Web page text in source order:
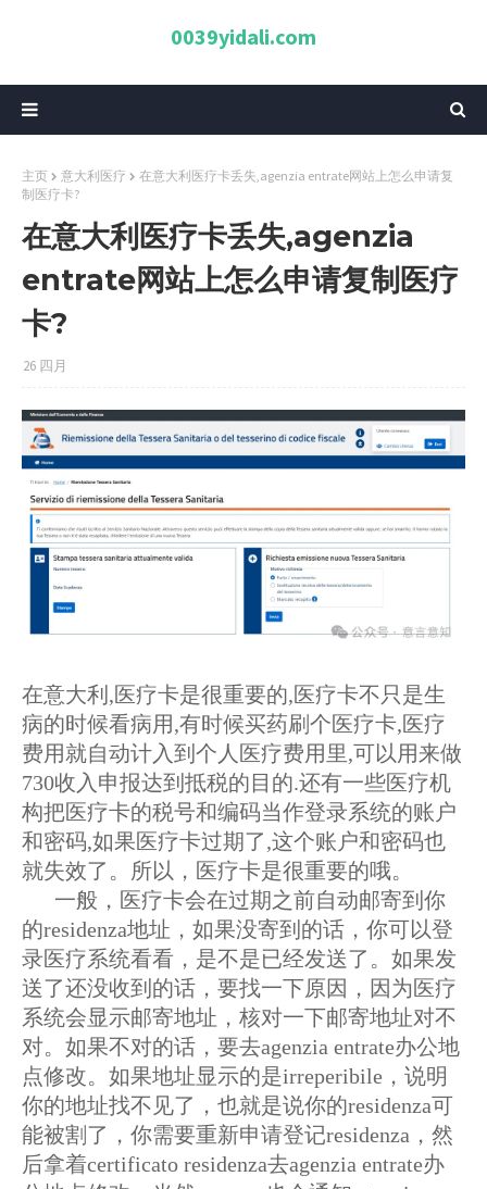
0039yidali.com
主页 意大利医疗
在意大利医疗卡丢失,agenzia entrate网站上怎么申请复
制医疗卡?
在意大利医疗卡丢失,agenzia
entrate网站上怎么申请复制医疗
卡?
26 四月
在意大利,医疗卡是很重要的,医疗卡不只是生
病的时候看病用,有时候买药刷个医疗卡,医疗
费用就自动计入到个人医疗费用里,可以用来做
730收入申报达到抵税的目的.还有一些医疗机
构把医疗卡的税号和编码当作登录系统的账户
和密码,如果医疗卡过期了,这个账户和密码也
就失效了。所以，医疗卡是很重要的哦。
一般，医疗卡会在过期之前自动邮寄到你
的residenza地址，如果没寄到的话，你可以登
录医疗系统看看，是不是已经发送了。如果发
送了还没收到的话，要找一下原因，因为医疗
系统会显示邮寄地址，核对一下邮寄地址对不
对。如果不对的话，要去agenzia entrate办公地
点修改。如果地址显示的是irreperibile，说明
你的地址找不见了，也就是说你的residenza可
能被割了，你需要重新申请登记residenza，然
后拿着certificato residenza去agenzia entrate办